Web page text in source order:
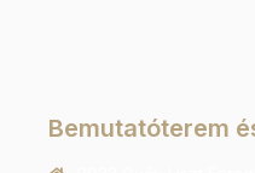
Bemutatóterem